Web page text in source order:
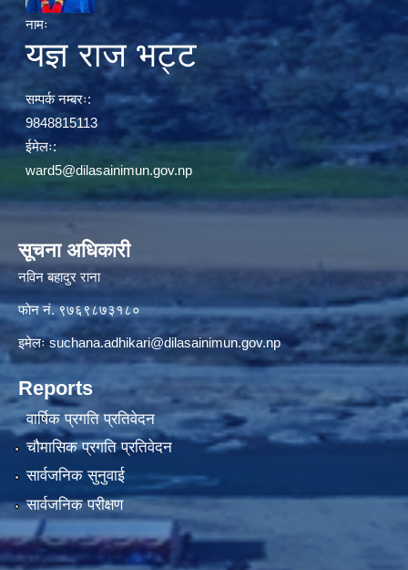
नामः
यज्ञ राज भट्ट
सम्पर्क नम्बरः:
9848815113
ईमेलः:
ward5@dilasainimun.gov.np
सूचना अधिकारी
नविन बहादुर राना
फाेन नं. ९७६९८७३१८०
इमेलःsuchana.adhikari@dilasainimun.gov.np
Reports
वार्षिक प्रगति प्रतिवेदन
चौमासिक प्रगति प्रतिवेदन
सार्वजनिक सुनुवाई
सार्वजनिक परीक्षण